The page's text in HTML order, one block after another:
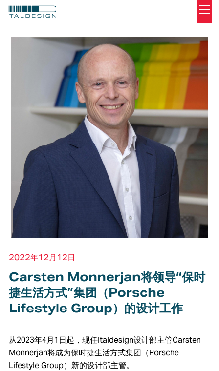
Italdesign
Search
2022年12月12日
Carsten Monnerjan将领导“保时
捷生活方式”集团（Porsche
Lifestyle Group）的设计工作
从2023年4月1日起，现任Italdesign设计部主管Carsten
Monnerjan将成为保时捷生活方式集团（Porsche
Lifestyle Group）新的设计部主管。